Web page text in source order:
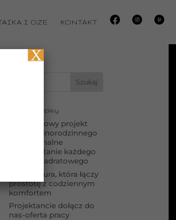
I OZE KONTAKT
Ostatnie wpisy
Kompaktowy projekt
domu jednorodzinnego
– maksymalne
wykorzystanie każdego
metra kwadratowego
Architektura, która łączy
prostotę z codziennym
komfortem
Projektancie dołącz do
nas-oferta pracy
X